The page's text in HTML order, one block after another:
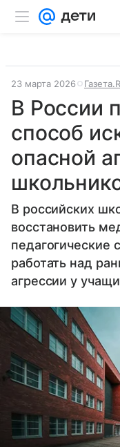
23 марта 2026
В России
способ
опасной
В российских
восстановить
педагогические
работать над
агрессии у